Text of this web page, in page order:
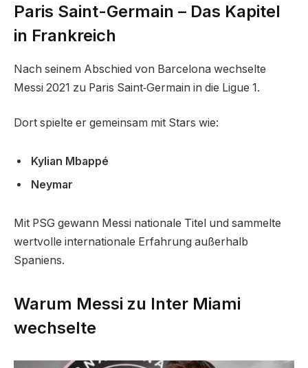
Paris Saint-Germain – Das Kapitel
in Frankreich
Nach seinem Abschied von Barcelona wechselte
Messi 2021 zu Paris Saint‑Germain in die Ligue 1.
Dort spielte er gemeinsam mit Stars wie:
Kylian Mbappé
Neymar
Mit PSG gewann Messi nationale Titel und sammelte
wertvolle internationale Erfahrung außerhalb
Spaniens.
Warum Messi zu Inter Miami
wechselte